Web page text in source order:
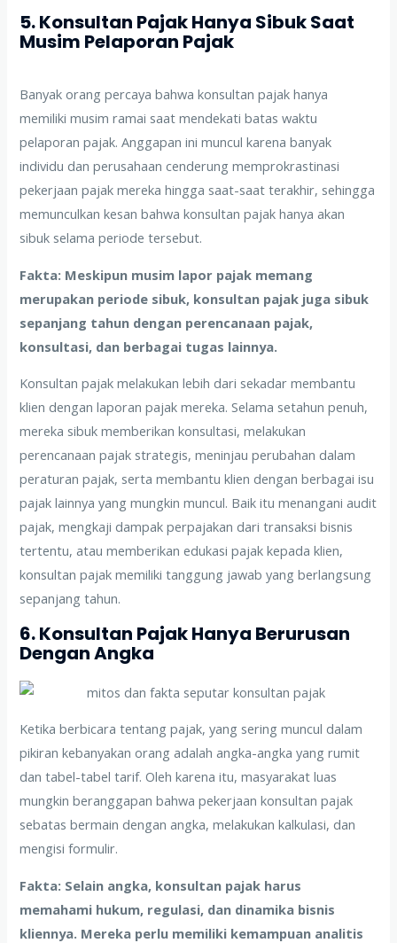
5. Konsultan Pajak Hanya Sibuk Saat
Musim Pelaporan Pajak
Banyak orang percaya bahwa konsultan pajak hanya
memiliki musim ramai saat mendekati batas waktu
pelaporan pajak. Anggapan ini muncul karena banyak
individu dan perusahaan cenderung memprokrastinasi
pekerjaan pajak mereka hingga saat-saat terakhir, sehingga
memunculkan kesan bahwa konsultan pajak hanya akan
sibuk selama periode tersebut.
Fakta: Meskipun musim lapor pajak memang
merupakan periode sibuk, konsultan pajak juga sibuk
sepanjang tahun dengan perencanaan pajak,
konsultasi, dan berbagai tugas lainnya.
Konsultan pajak melakukan lebih dari sekadar membantu
klien dengan laporan pajak mereka. Selama setahun penuh,
mereka sibuk memberikan konsultasi, melakukan
perencanaan pajak strategis, meninjau perubahan dalam
peraturan pajak, serta membantu klien dengan berbagai isu
pajak lainnya yang mungkin muncul. Baik itu menangani audit
pajak, mengkaji dampak perpajakan dari transaksi bisnis
tertentu, atau memberikan edukasi pajak kepada klien,
konsultan pajak memiliki tanggung jawab yang berlangsung
sepanjang tahun.
6. Konsultan Pajak Hanya Berurusan
Dengan Angka
Ketika berbicara tentang pajak, yang sering muncul dalam
pikiran kebanyakan orang adalah angka-angka yang rumit
dan tabel-tabel tarif. Oleh karena itu, masyarakat luas
mungkin beranggapan bahwa pekerjaan konsultan pajak
sebatas bermain dengan angka, melakukan kalkulasi, dan
mengisi formulir.
Fakta: Selain angka, konsultan pajak harus
memahami hukum, regulasi, dan dinamika bisnis
kliennya. Mereka perlu memiliki kemampuan analitis